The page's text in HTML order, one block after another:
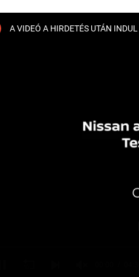
A VIDEÓ A HIRDETÉS UTÁN INDUL